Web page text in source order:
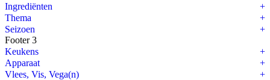
Ingrediënten
Thema
Seizoen
Footer 3
Keukens
Apparaat
Vlees, Vis, Vega(n)